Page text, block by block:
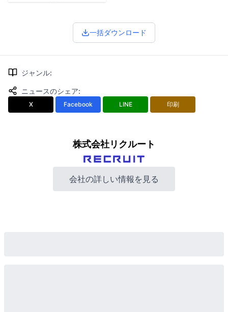
一括ダウンロード
ジャンル:
ニュースのシェア:
X Facebook LINE 印刷
株式会社リクルート
会社の詳しい情報を見る